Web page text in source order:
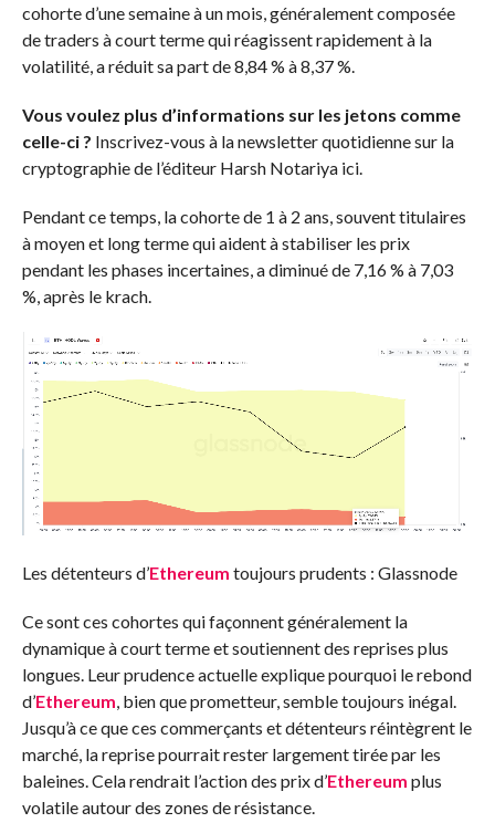
cohorte d’une semaine à un mois, généralement composée
de traders à court terme qui réagissent rapidement à la
volatilité, a réduit sa part de 8,84 % à 8,37 %.
Vous voulez plus d’informations sur les jetons comme
celle-ci ? Inscrivez-vous à la newsletter quotidienne sur la
cryptographie de l’éditeur Harsh Notariya ici.
Pendant ce temps, la cohorte de 1 à 2 ans, souvent titulaires
à moyen et long terme qui aident à stabiliser les prix
pendant les phases incertaines, a diminué de 7,16 % à 7,03
%, après le krach.
Les détenteurs d’Ethereum toujours prudents : Glassnode
Ce sont ces cohortes qui façonnent généralement la
dynamique à court terme et soutiennent des reprises plus
longues. Leur prudence actuelle explique pourquoi le rebond
d’Ethereum, bien que prometteur, semble toujours inégal.
Jusqu’à ce que ces commerçants et détenteurs réintègrent le
marché, la reprise pourrait rester largement tirée par les
baleines. Cela rendrait l’action des prix d’Ethereum plus
volatile autour des zones de résistance.